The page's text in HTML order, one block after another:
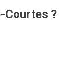
Courtes ?